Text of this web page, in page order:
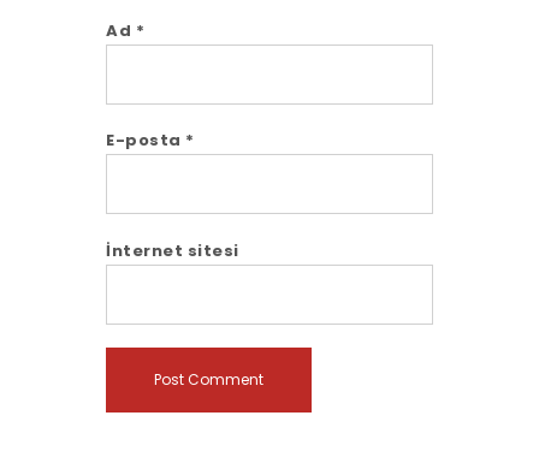
Ad *
E-posta *
İnternet sitesi